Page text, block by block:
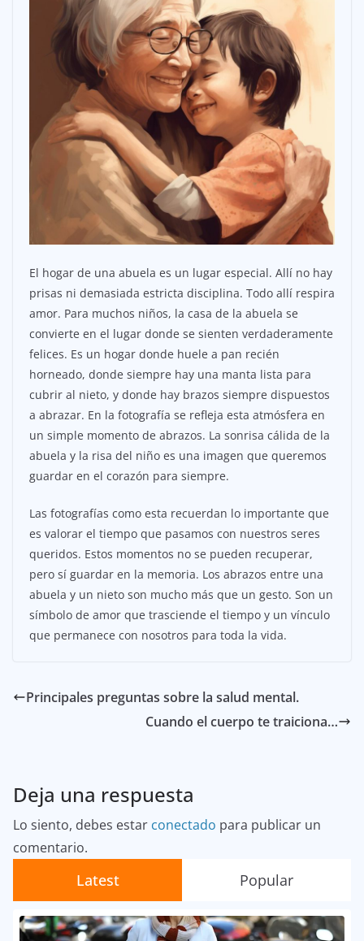
El hogar de una abuela es un lugar especial. Allí no hay
prisas ni demasiada estricta disciplina. Todo allí respira
amor. Para muchos niños, la casa de la abuela se
convierte en el lugar donde se sienten verdaderamente
felices. Es un hogar donde huele a pan recién
horneado, donde siempre hay una manta lista para
cubrir al nieto, y donde hay brazos siempre dispuestos
a abrazar. En la fotografía se refleja esta atmósfera en
un simple momento de abrazos. La sonrisa cálida de la
abuela y la risa del niño es una imagen que queremos
guardar en el corazón para siempre.
Las fotografías como esta recuerdan lo importante que
es valorar el tiempo que pasamos con nuestros seres
queridos. Estos momentos no se pueden recuperar,
pero sí guardar en la memoria. Los abrazos entre una
abuela y un nieto son mucho más que un gesto. Son un
símbolo de amor que trasciende el tiempo y un vínculo
que permanece con nosotros para toda la vida.
Principales preguntas sobre la salud mental.
Cuando el cuerpo te traiciona…
Deja una respuesta
Lo siento, debes estar conectado para publicar un
comentario.
Latest Popular